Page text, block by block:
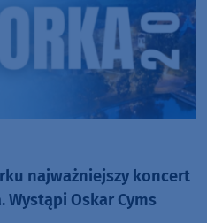
najważniejszy koncert
Oskar Cyms